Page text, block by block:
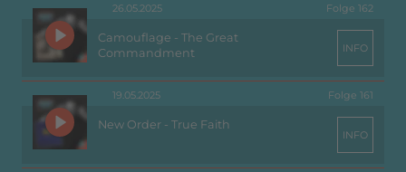
26.05.2025 Folge 162
Camouflage - The Great
Commandment
INFO
19.05.2025 Folge 161
New Order - True Faith
INFO